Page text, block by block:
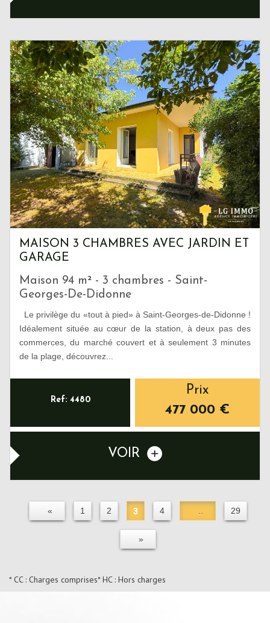
MAISON 3 CHAMBRES AVEC JARDIN ET
GARAGE
Maison 94 m² - 3 chambres - Saint-
Georges-De-Didonne
Le privilège du «tout à pied» à Saint-Georges-de-Didonne !
Idéalement située au cœur de la station, à deux pas des
commerces, du marché couvert et à seulement 3 minutes
de la plage, découvrez...
Ref: 4480
Prix
477 000 €
VOIR
« 1 2 3 4 29
»
* CC : Charges comprises* HC : Hors charges